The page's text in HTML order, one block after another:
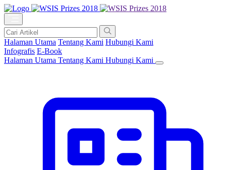
Halaman Utama Tentang Kami Hubungi Kami
Infografis E-Book
Halaman Utama Tentang Kami Hubungi Kami